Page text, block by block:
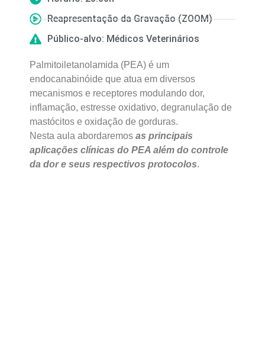
Reapresentação da Gravação (ZOOM)
Público-alvo: Médicos Veterinários
Palmitoiletanolamida (PEA) é um
endocanabinóide que atua em diversos
mecanismos e receptores modulando dor,
inflamação, estresse oxidativo, degranulação de
mastócitos e oxidação de gorduras.
Nesta aula abordaremos as principais
aplicações clínicas do PEA além do controle
da dor e seus respectivos protocolos.